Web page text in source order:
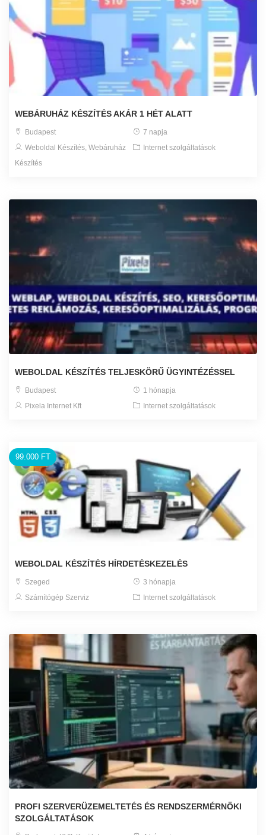
WEBÁRUHÁZ KÉSZÍTÉS AKÁR 1 HÉT ALATT
Budapest
7 napja
Weboldal Készítés, Webáruház
Készítés
Internet szolgáltatások
WEBOLDAL KÉSZÍTÉS TELJESKÖRŰ ÜGYINTÉZÉSSEL
Budapest
1 hónapja
Pixela Internet Kft
Internet szolgáltatások
99.000 FT
WEBOLDAL KÉSZÍTÉS HÍRDETÉSKEZELÉS
Szeged
3 hónapja
Számítógép Szerviz
Internet szolgáltatások
PROFI SZERVERÜZEMELTETÉS ÉS RENDSZERMÉRNÖKI
SZOLGÁLTATÁSOK